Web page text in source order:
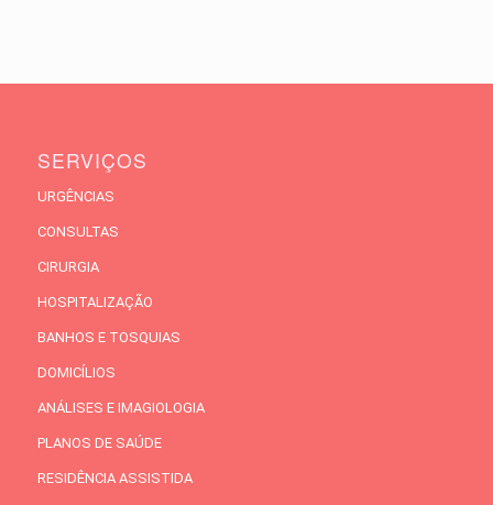
SERVIÇOS
URGÊNCIAS
CONSULTAS
CIRURGIA
HOSPITALIZAÇÃO
BANHOS E TOSQUIAS
DOMICÍLIOS
ANÁLISES E IMAGIOLOGIA
PLANOS DE SAÚDE
RESIDÊNCIA ASSISTIDA